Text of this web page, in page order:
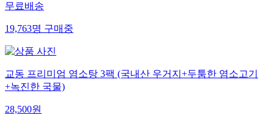
무료배송
19,763명 구매중
교동 프리미엄 염소탕 3팩 (국내산 우거지+두툼한 염소고기
+녹진한 국물)
28,500원